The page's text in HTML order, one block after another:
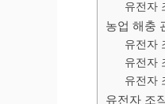
유전자
농업 해충
유전자
유전자
유전자
유전자 조